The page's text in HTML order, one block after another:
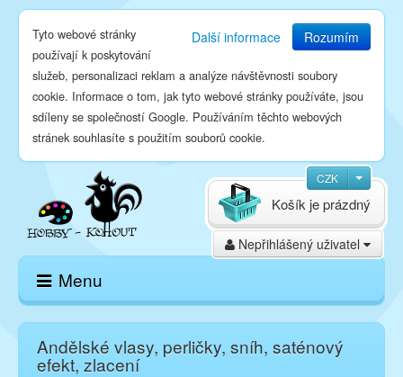
Další informace Rozumím
Tyto webové stránky
používají k poskytování
služeb, personalizaci reklam a analýze návštěvnosti soubory
cookie. Informace o tom, jak tyto webové stránky používáte, jsou
sdíleny se společností Google. Používáním těchto webových
stránek souhlasíte s použitím souborů cookie.
CZK
Nepřihlášený uživatel
Košík je prázdný
Menu
Domů
Andělské vlasy, perličky, sníh, saténový
efekt, zlacení